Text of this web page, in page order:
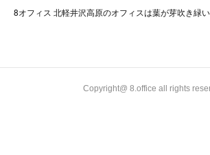
8オフィス 北軽井沢高原のオフィスは葉が芽吹き緑
Copyright@ 8.office all rights